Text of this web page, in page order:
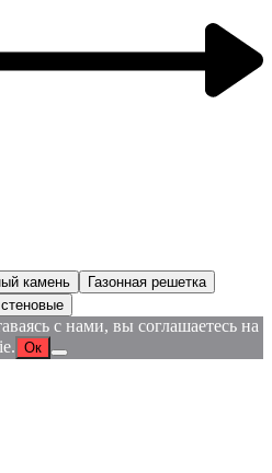
камень
Газонная решетка
с нами, вы соглашаетесь на
Ок